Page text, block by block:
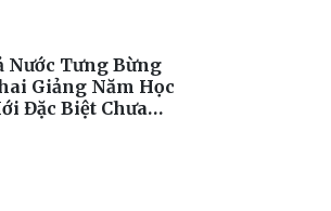
Nước Tưng Bừng
Giảng Năm Học
Đặc Biệt Chưa